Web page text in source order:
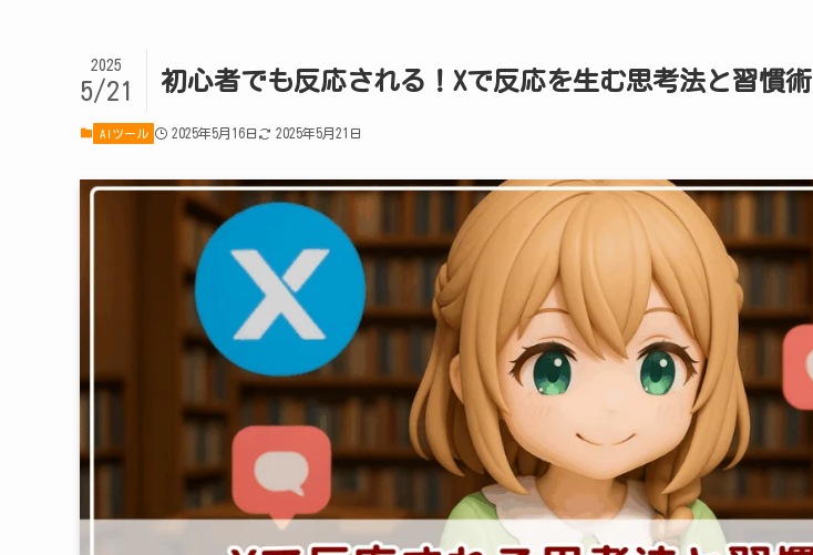
初心者でも反応される！Xで反応を生む思考法と習慣術
2025
5/21
AIツール 2025年5月16日 2025年5月21日